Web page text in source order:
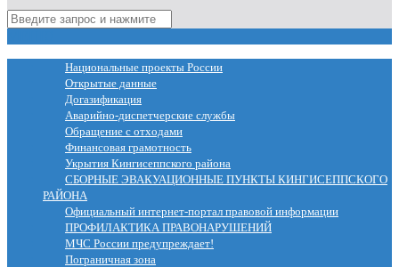
Национальные проекты России
Открытые данные
Догазификация
Аварийно-диспетчерские службы
Обращение с отходами
Финансовая грамотность
Укрытия Кингисеппского района
СБОРНЫЕ ЭВАКУАЦИОННЫЕ ПУНКТЫ КИНГИСЕППСКОГО
РАЙОНА
Официальный интернет-портал правовой информации
ПРОФИЛАКТИКА ПРАВОНАРУШЕНИЙ
МЧС России предупреждает!
Пограничная зона